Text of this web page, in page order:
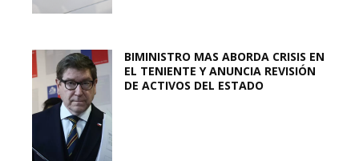
BIMINISTRO MAS ABORDA CRISIS EN
EL TENIENTE Y ANUNCIA REVISIÓN
DE ACTIVOS DEL ESTADO